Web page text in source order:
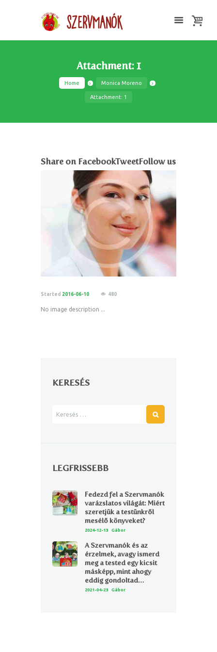
Attachment: 1
Home Monica Moreno
Attachment: 1
Share on FacebookTweetFollow us
Started 2016-06-10 480
No image description ...
KERESÉS
LEGFRISSEBB
Fedezd fel a Szervmanók
varázslatos világát: Miért
szeretjük a testünkről
mesélő könyveket?
2024-12-13 Gábor
A Szervmanók és az
érzelmek, avagy ismerd
meg a tested egy kicsit
másképp, mint ahogy
eddig gondoltad…
2021-04-23 Gábor